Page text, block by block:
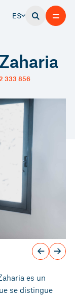
ES
333 856
es un
se distingue